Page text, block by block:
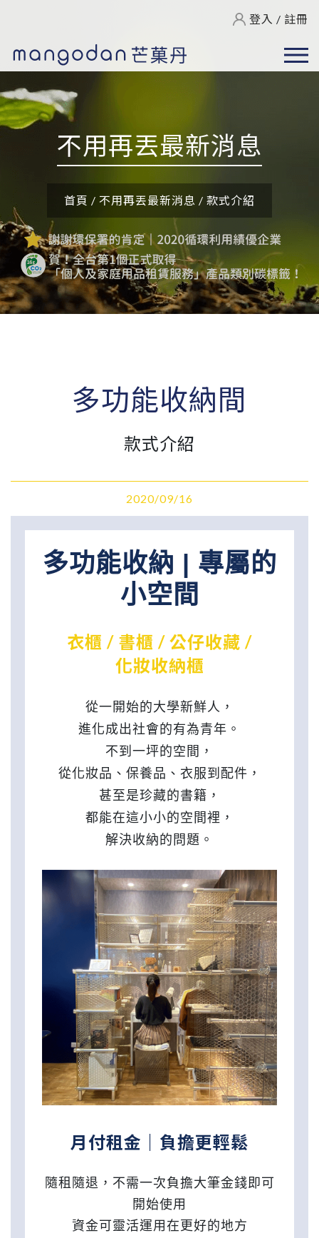
登入 / 註冊
不用再丟最新消息
首頁 / 不用再丟最新消息 / 款式介紹
多功能收納間
款式介紹
2020/09/16
多功能收納 | 專屬的
小空間
衣櫃 / 書櫃 / 公仔收藏 /
化妝收納櫃
從一開始的大學新鮮人，
進化成出社會的有為青年。
不到一坪的空間，
從化妝品、保養品、衣服到配件，
甚至是珍藏的書籍，
都能在這小小的空間裡，
解決收納的問題。
月付租金｜負擔更輕鬆
隨租隨退，不需一次負擔大筆金錢即可
開始使用
資金可靈活運用在更好的地方